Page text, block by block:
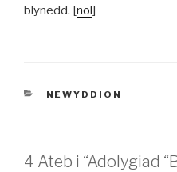
blynedd. [nol]
CATEGORÏAU
NEWYDDION
4 Ateb i “Adolygiad